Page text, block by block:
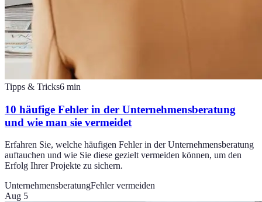
Tipps & Tricks6 min
10 häufige Fehler in der Unternehmensberatung
und wie man sie vermeidet
Erfahren Sie, welche häufigen Fehler in der Unternehmensberatung
auftauchen und wie Sie diese gezielt vermeiden können, um den
Erfolg Ihrer Projekte zu sichern.
UnternehmensberatungFehler vermeiden
Aug 5